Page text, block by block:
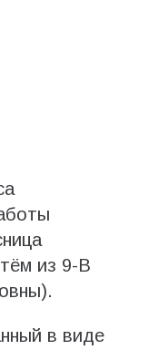
из 9-В
в виде